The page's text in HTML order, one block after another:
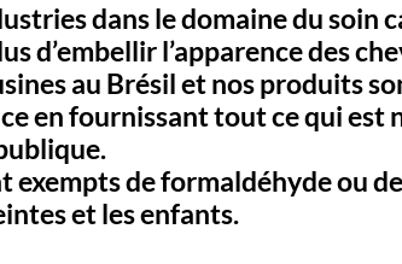
dans le domaine du
d’embellir l’apparence des
au Brésil et nos produits
en fournissant tout ce qui
de formaldéhyde ou
et les enfants.